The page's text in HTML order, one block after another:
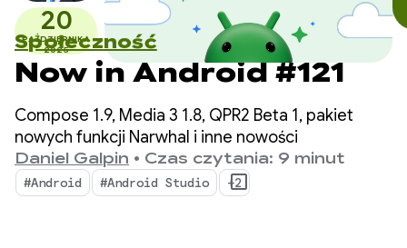
20
PAŹDZIERNIKA
2025
Społeczność
Now in Android #121
Compose 1.9, Media 3 1.8, QPR2 Beta 1, pakiet
nowych funkcji Narwhal i inne nowości
Daniel Galpin • Czas czytania: 9 minut
#Android #Android Studio +2